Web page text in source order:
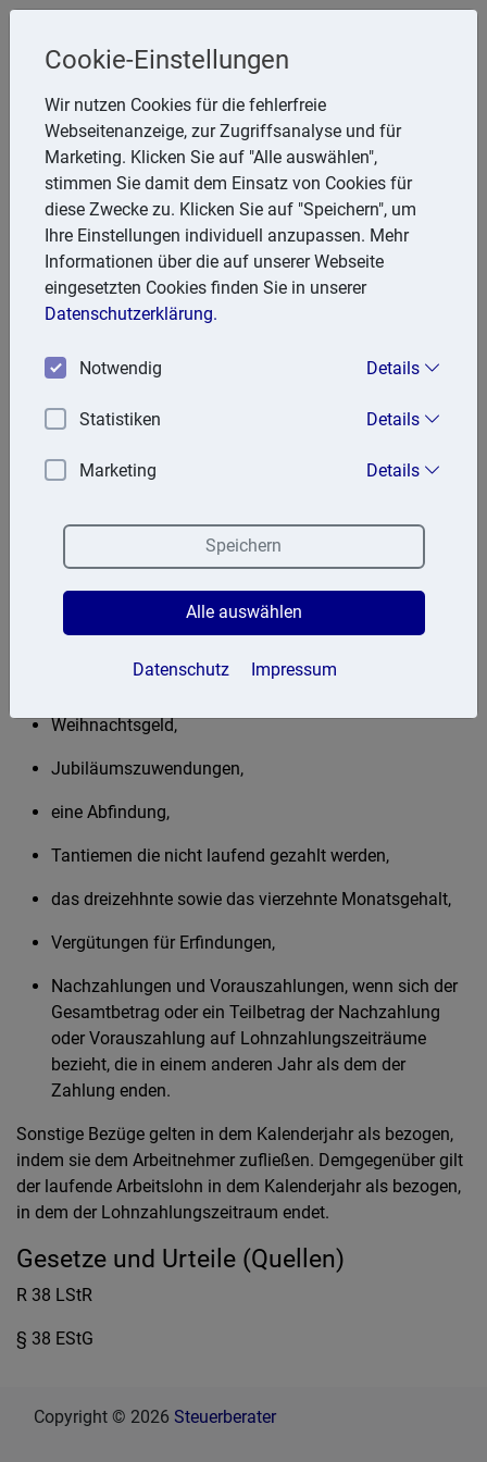
Friedhelm Glanert
Breitenbachstr. 28, 47809 Krefeld
Telefon: 2151 951857
E-Mail:FGlanert@aol.com
Lexika
Volltext-Suche in den Lexika
Steuerlexikon
Sonstige Bezüge
Zum Arbeitslohn gehören neben dem laufenden
Arbeitslohn auch die sonstigen Bezüge. Als sonstige
Bezüge gelten einmalige Arbeitslohnzahlungen, wie zum
Beispiel:
Urlaubsgeld,
Weihnachtsgeld,
Jubiläumszuwendungen,
eine Abfindung,
Tantiemen die nicht laufend gezahlt werden,
das dreizehhnte sowie das vierzehnte Monatsgehalt,
Vergütungen für Erfindungen,
Nachzahlungen und Vorauszahlungen, wenn sich der
Gesamtbetrag oder ein Teilbetrag der Nachzahlung
oder Vorauszahlung auf Lohnzahlungszeiträume
bezieht, die in einem anderen Jahr als dem der
Zahlung enden.
Sonstige Bezüge gelten in dem Kalenderjahr als bezogen,
indem sie dem Arbeitnehmer zufließen. Demgegenüber gilt
der laufende Arbeitslohn in dem Kalenderjahr als bezogen,
in dem der Lohnzahlungszeitraum endet.
Gesetze und Urteile (Quellen)
R 38 LStR
§ 38 EStG
Copyright © 2026 Steuerberater
Cookie-Einstellungen
Wir nutzen Cookies für die fehlerfreie
Webseitenanzeige, zur Zugriffsanalyse und für
Marketing. Klicken Sie auf "Alle auswählen",
stimmen Sie damit dem Einsatz von Cookies für
diese Zwecke zu. Klicken Sie auf "Speichern", um
Ihre Einstellungen individuell anzupassen. Mehr
Informationen über die auf unserer Webseite
eingesetzten Cookies finden Sie in unserer
Datenschutzerklärung.
Notwendig Details
Statistiken Details
Marketing Details
Datenschutz Impressum
Speichern
Alle auswählen